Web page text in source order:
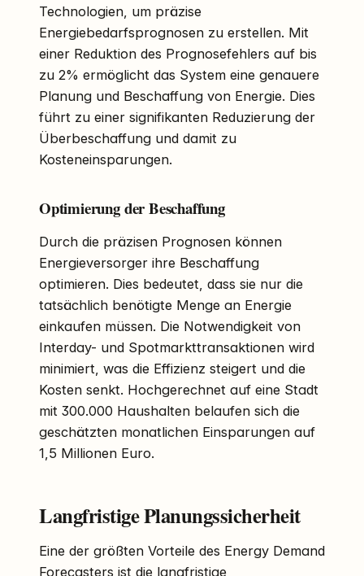
Technologien, um präzise
Energiebedarfsprognosen zu erstellen. Mit
einer Reduktion des Prognosefehlers auf bis
zu 2% ermöglicht das System eine genauere
Planung und Beschaffung von Energie. Dies
führt zu einer signifikanten Reduzierung der
Überbeschaffung und damit zu
Kosteneinsparungen.
Optimierung der Beschaffung
Durch die präzisen Prognosen können
Energieversorger ihre Beschaffung
optimieren. Dies bedeutet, dass sie nur die
tatsächlich benötigte Menge an Energie
einkaufen müssen. Die Notwendigkeit von
Interday- und Spotmarkttransaktionen wird
minimiert, was die Effizienz steigert und die
Kosten senkt. Hochgerechnet auf eine Stadt
mit 300.000 Haushalten belaufen sich die
geschätzten monatlichen Einsparungen auf
1,5 Millionen Euro.
Langfristige Planungssicherheit
Eine der größten Vorteile des Energy Demand
Forecasters ist die langfristige